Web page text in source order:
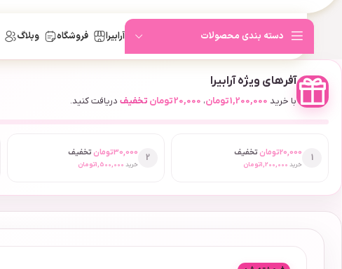
دسته بندی محصولات آرابیرا فروشگاه وبلاگ
آفرهای ویژه آرابیرا
با خرید 1,200,000تومان، 20,000تومان تخفیف دریافت کنید.
1
20,000تومان تخفیف
خرید 1,200,000تومان
2
30,000تومان تخفیف
خرید 1,500,000تومان